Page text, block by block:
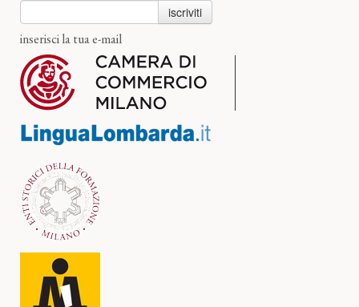
iscriviti
inserisci la tua e-mail